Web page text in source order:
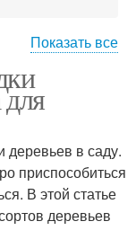
в ноябре
Показать все
деревьев в саду.
приспособиться
В этой статье
деревьев